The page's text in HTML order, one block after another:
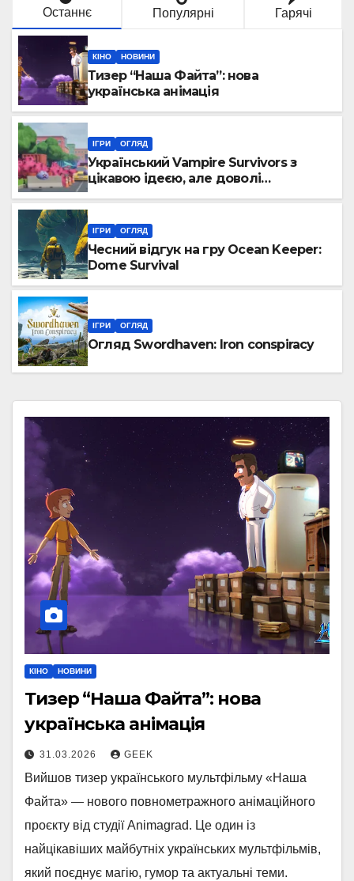
Останнє Популярні Гарячі
КІНО НОВИНИ
Тизер “Наша Файта”: нова
українська анімація
ІГРИ ОГЛЯД
Український Vampire Survivors з
цікавою ідеєю, але доволі
ІГРИ ОГЛЯД
Чесний відгук на гру Ocean Keeper:
Dome Survival
ІГРИ ОГЛЯД
Огляд Swordhaven: Iron conspiracy
КІНО НОВИНИ
Тизер “Наша Файта”: нова
українська анімація
31.03.2026 GEEK
Вийшов тизер українського мультфільму «Наша
Файта» — нового повнометражного анімаційного
проєкту від студії Animagrad. Це один із
найцікавіших майбутніх українських мультфільмів,
який поєднує магію, гумор та актуальні теми.